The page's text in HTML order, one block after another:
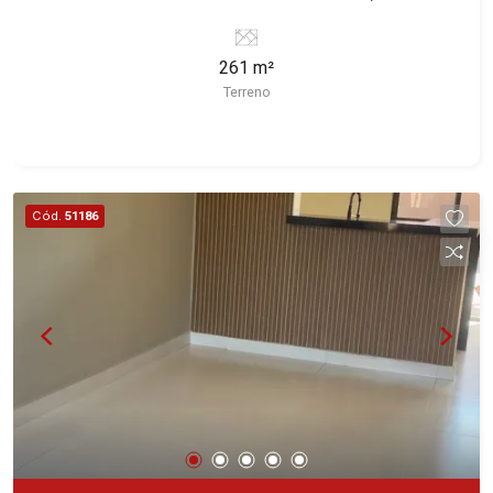
deste imóvel que a Martinelli Imobiliária
selecionou para você: - 261m² de área terreno -
terrenos residenciais e comerciais nos bairros
mais desejados da Zona Sul, reconhecidos por
sua segurança, infraestrutura e qualidade de vida
prestígio da região, como: Alto da Boa Vista,
Jardim Botânico, Jardim Olhos D`Água, Vila do
Golfe, City Ribeirão, Jardim Canadá, Guaporé,
Ilhas do Sul, Jardim Nova Aliança, Boulevard,
Quinta da Primavera, Bonfim Paulista, Vila Seixas,
261 m²
Terreno
Cód. 51186